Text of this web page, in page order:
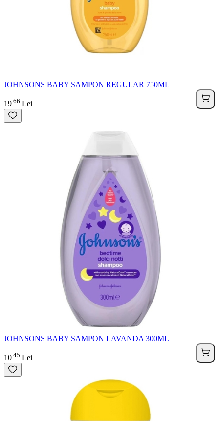
JOHNSONS BABY SAMPON REGULAR 750ML
19 66 Lei
JOHNSONS BABY SAMPON LAVANDA 300ML
10 45 Lei